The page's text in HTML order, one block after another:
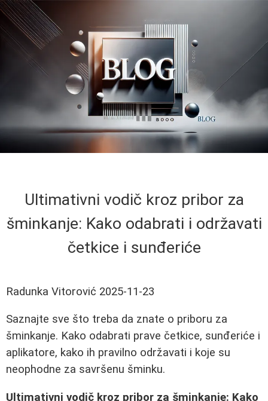
Ultimativni vodič kroz pribor za
šminkanje: Kako odabrati i održavati
četkice i sunđeriće
Radunka Vitorović 2025-11-23
Saznajte sve što treba da znate o priboru za
šminkanje. Kako odabrati prave četkice, sunđeriće i
aplikatore, kako ih pravilno održavati i koje su
neophodne za savršenu šminku.
Ultimativni vodič kroz pribor za šminkanje: Kako